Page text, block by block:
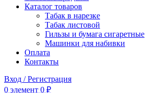
Каталог товаров
Табак в нарезке
Табак листовой
Гильзы и бумага сигаретные
Машинки для набивки
Оплата
Контакты
Вход / Регистрация
0 элемент 0 ₽